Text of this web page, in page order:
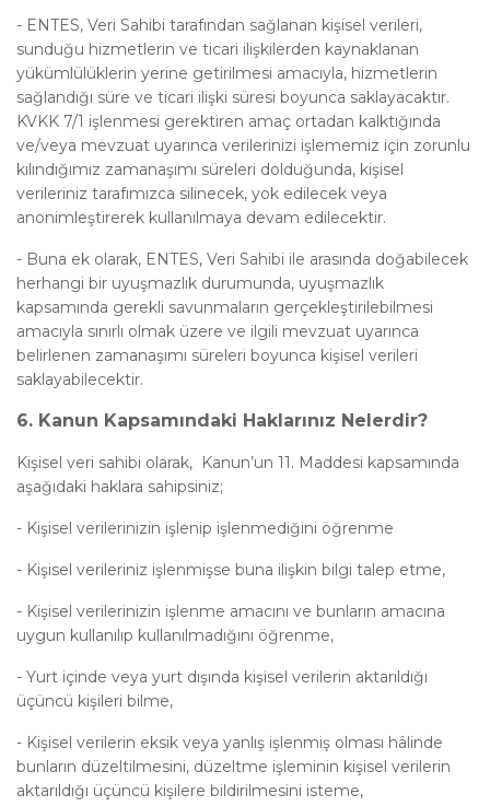
- ENTES, Veri Sahibi tarafından sağlanan kişisel verileri,
sunduğu hizmetlerin ve ticari ilişkilerden kaynaklanan
yükümlülüklerin yerine getirilmesi amacıyla, hizmetlerin
sağlandığı süre ve ticari ilişki süresi boyunca saklayacaktır.
KVKK 7/1 işlenmesi gerektiren amaç ortadan kalktığında
ve/veya mevzuat uyarınca verilerinizi işlememiz için zorunlu
kılındığımız zamanaşımı süreleri dolduğunda, kişisel
verileriniz tarafımızca silinecek, yok edilecek veya
anonimleştirerek kullanılmaya devam edilecektir.
- Buna ek olarak, ENTES, Veri Sahibi ile arasında doğabilecek
herhangi bir uyuşmazlık durumunda, uyuşmazlık
kapsamında gerekli savunmaların gerçekleştirilebilmesi
amacıyla sınırlı olmak üzere ve ilgili mevzuat uyarınca
belirlenen zamanaşımı süreleri boyunca kişisel verileri
saklayabilecektir.
6. Kanun Kapsamındaki Haklarınız Nelerdir?
Kişisel veri sahibi olarak, Kanun’un 11. Maddesi kapsamında
aşağıdaki haklara sahipsiniz;
- Kişisel verilerinizin işlenip işlenmediğini öğrenme
- Kişisel verileriniz işlenmişse buna ilişkin bilgi talep etme,
- Kişisel verilerinizin işlenme amacını ve bunların amacına
uygun kullanılıp kullanılmadığını öğrenme,
- Yurt içinde veya yurt dışında kişisel verilerin aktarıldığı
üçüncü kişileri bilme,
- Kişisel verilerin eksik veya yanlış işlenmiş olması hâlinde
bunların düzeltilmesini, düzeltme işleminin kişisel verilerin
aktarıldığı üçüncü kişilere bildirilmesini isteme,